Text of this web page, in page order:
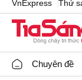
VnExpress Thứ
Chuyên đề